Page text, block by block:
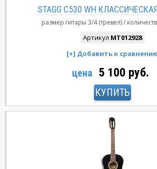
STAGG C530 WH
размер гитары 3/4 (тревел)
Артикул MT012928
цена 5 100 руб.
КУПИТЬ